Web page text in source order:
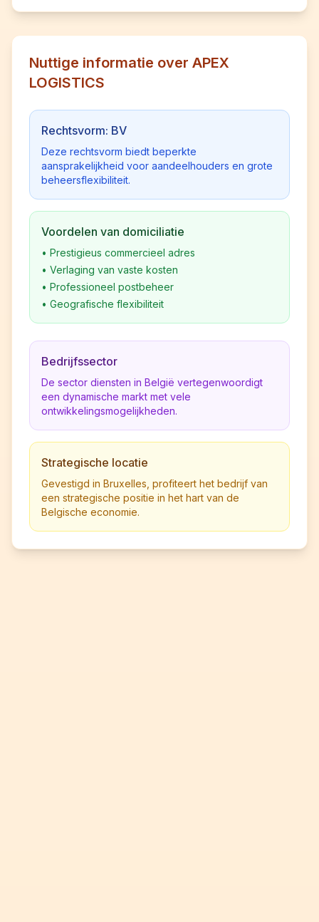
Nuttige informatie over APEX
LOGISTICS
Rechtsvorm: BV
Deze rechtsvorm biedt beperkte
aansprakelijkheid voor aandeelhouders en grote
beheersflexibiliteit.
Voordelen van domiciliatie
• Prestigieus commercieel adres
• Verlaging van vaste kosten
• Professioneel postbeheer
• Geografische flexibiliteit
Bedrijfssector
De sector diensten in België vertegenwoordigt
een dynamische markt met vele
ontwikkelingsmogelijkheden.
Strategische locatie
Gevestigd in Bruxelles, profiteert het bedrijf van
een strategische positie in het hart van de
Belgische economie.